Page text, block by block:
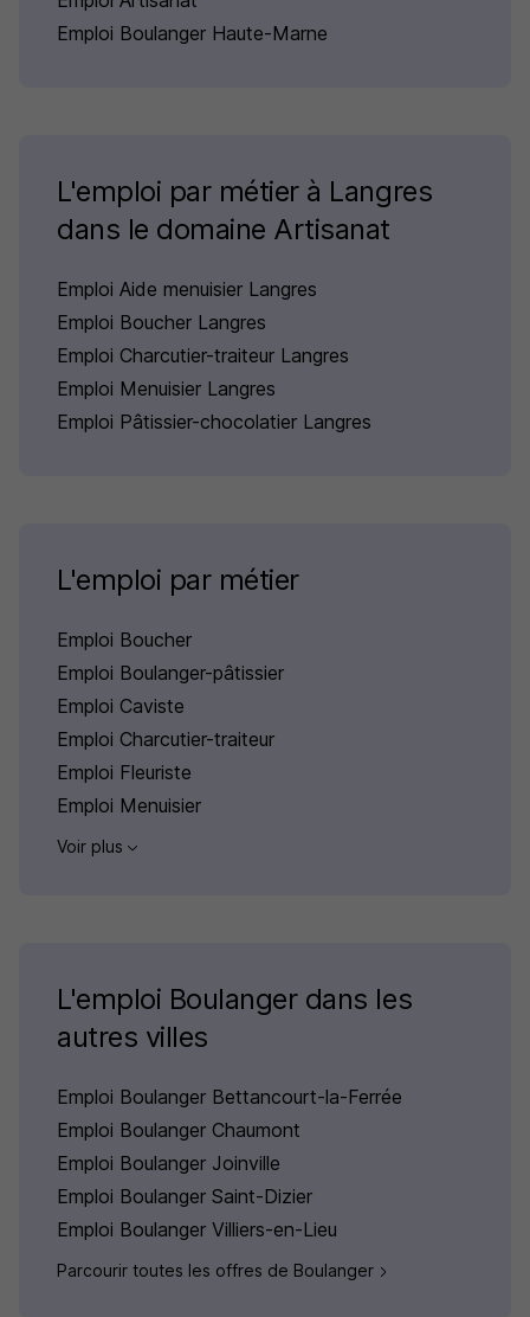
Emploi Boulanger Haute-Marne
L'emploi par métier à Langres
dans le domaine Artisanat
Emploi Aide menuisier Langres
Emploi Boucher Langres
Emploi Charcutier-traiteur Langres
Emploi Menuisier Langres
Emploi Pâtissier-chocolatier Langres
L'emploi par métier
Emploi Boucher
Emploi Boulanger-pâtissier
Emploi Caviste
Emploi Charcutier-traiteur
Emploi Fleuriste
Emploi Menuisier
Voir plus
L'emploi Boulanger dans les
autres villes
Emploi Boulanger Bettancourt-la-Ferrée
Emploi Boulanger Chaumont
Emploi Boulanger Joinville
Emploi Boulanger Saint-Dizier
Emploi Boulanger Villiers-en-Lieu
Parcourir toutes les offres de Boulanger